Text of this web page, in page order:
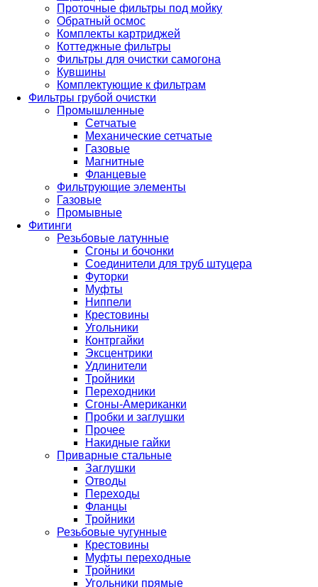
Проточные фильтры под мойку
Обратный осмос
Комплекты картриджей
Коттеджные фильтры
Фильтры для очистки самогона
Кувшины
Комплектующие к фильтрам
Фильтры грубой очистки
Промышленные
Сетчатые
Механические сетчатые
Газовые
Магнитные
Фланцевые
Фильтрующие элементы
Газовые
Промывные
Фитинги
Резьбовые латунные
Сгоны и бочонки
Соединители для труб штуцера
Футорки
Муфты
Ниппели
Крестовины
Угольники
Контргайки
Эксцентрики
Удлинители
Тройники
Переходники
Сгоны-Американки
Пробки и заглушки
Прочее
Накидные гайки
Приварные стальные
Заглушки
Отводы
Переходы
Фланцы
Тройники
Резьбовые чугунные
Крестовины
Муфты переходные
Тройники
Угольники прямые